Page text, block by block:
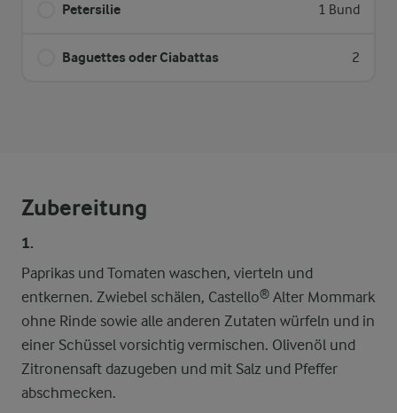
Petersilie 1 Bund
Baguettes oder Ciabattas 2
Zubereitung
1.
Paprikas und Tomaten waschen, vierteln und
entkernen. Zwiebel schälen, Castello® Alter Mommark
ohne Rinde sowie alle anderen Zutaten würfeln und in
einer Schüssel vorsichtig vermischen. Olivenöl und
Zitronensaft dazugeben und mit Salz und Pfeffer
abschmecken.